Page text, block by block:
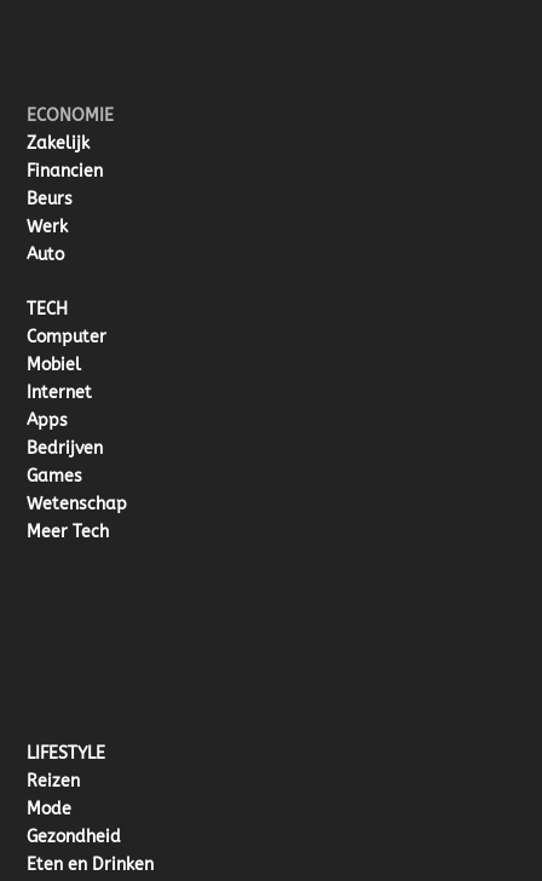
ECONOMIE
Zakelijk
Financien
Beurs
Werk
Auto
TECH
Computer
Mobiel
Internet
Apps
Bedrijven
Games
Wetenschap
Meer Tech
LIFESTYLE
Reizen
Mode
Gezondheid
Eten en Drinken